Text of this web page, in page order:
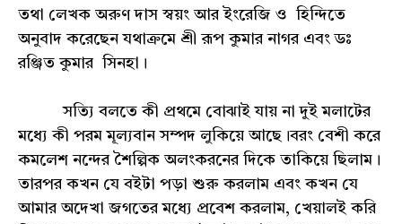
তথা লেখক অরুণ দাস স্বয়ং আর ইংরেজি ও হিন্দিতে
অনুবাদ করেছেন যথাক্রমে শ্রী রূপ কুমার নাগর এবং ডঃ
রঞ্জিত কুমার সিনহা।
সত্যি বলতে কী প্রথমে বোঝাই যায় না দুই মলাটের
মধ্যে কী পরম মূল্যবান সম্পদ লুকিয়ে আছে।বরং বেশী করে
কমলেশ নন্দের শৈল্পিক অলংকরনের দিকে তাকিয়ে ছিলাম।
তারপর কখন যে বইটা পড়া শুরু করলাম এবং কখন যে
আমার অদেখা জগতের মধ্যে প্রবেশ করলাম, খেয়ালই করি